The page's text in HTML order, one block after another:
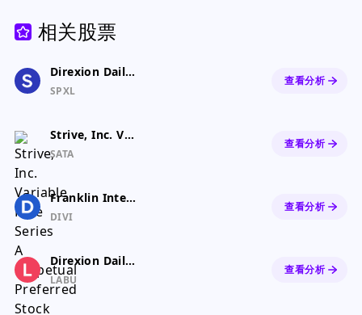
相关股票
Direxion Daily S&P 500 Bull 3x ETF
SPXL
查看分析
Strive, Inc. Variable Rate Series A Perpetual Preferred Stock
SATA
查看分析
Franklin International Core Dividend Tilt Index ETF
DIVI
查看分析
Direxion Daily S&P Biotech Bull 3X ETF
LABU
查看分析